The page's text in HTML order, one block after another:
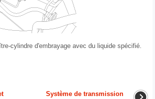
cylindre d'embrayage avec du liquide spécifié.
Système de transmission